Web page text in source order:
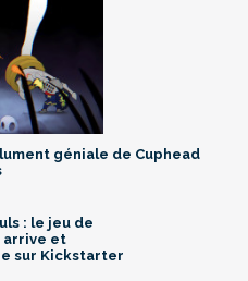
géniale de Cuphead
: le jeu de
arrive et
sur Kickstarter